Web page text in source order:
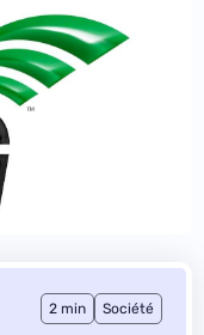
2 min Société